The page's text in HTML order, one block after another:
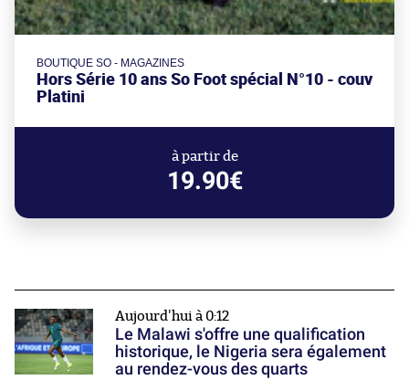
BOUTIQUE SO - MAGAZINES
Hors Série 10 ans So Foot spécial N°10 - couv
Platini
à partir de
19.90€
Aujourd'hui à 0:12
Le Malawi s'offre une qualification
historique, le Nigeria sera également
au rendez-vous des quarts